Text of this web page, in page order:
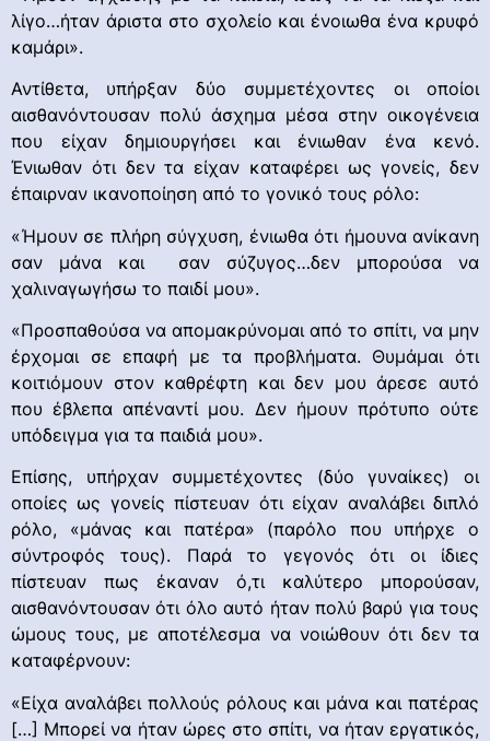
λίγο…ήταν άριστα στο σχολείο και ένοιωθα ένα κρυφό
καμάρι».
Αντίθετα, υπήρξαν δύο συμμετέχοντες οι οποίοι
αισθανόντουσαν πολύ άσχημα μέσα στην οικογένεια
που είχαν δημιουργήσει και ένιωθαν ένα κενό.
Ένιωθαν ότι δεν τα είχαν καταφέρει ως γονείς, δεν
έπαιρναν ικανοποίηση από το γονικό τους ρόλο:
«Ήμουν σε πλήρη σύγχυση, ένιωθα ότι ήμουνα ανίκανη
σαν μάνα και σαν σύζυγος…δεν μπορούσα να
χαλιναγωγήσω το παιδί μου».
«Προσπαθούσα να απομακρύνομαι από το σπίτι, να μην
έρχομαι σε επαφή με τα προβλήματα. Θυμάμαι ότι
κοιτιόμουν στον καθρέφτη και δεν μου άρεσε αυτό
που έβλεπα απέναντί μου. Δεν ήμουν πρότυπο ούτε
υπόδειγμα για τα παιδιά μου».
Επίσης, υπήρχαν συμμετέχοντες (δύο γυναίκες) οι
οποίες ως γονείς πίστευαν ότι είχαν αναλάβει διπλό
ρόλο, «μάνας και πατέρα» (παρόλο που υπήρχε ο
σύντροφός τους). Παρά το γεγονός ότι οι ίδιες
πίστευαν πως έκαναν ό,τι καλύτερο μπορούσαν,
αισθανόντουσαν ότι όλο αυτό ήταν πολύ βαρύ για τους
ώμους τους, με αποτέλεσμα να νοιώθουν ότι δεν τα
καταφέρνουν:
«Είχα αναλάβει πολλούς ρόλους και μάνα και πατέρας
[…] Μπορεί να ήταν ώρες στο σπίτι, να ήταν εργατικός,